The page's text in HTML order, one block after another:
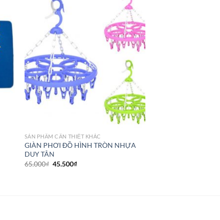
SẢN PHẦM CẦN THIẾT KHÁC
GIÀN PHƠI ĐỒ HÌNH TRÒN NHỰA
DUY TÂN
65.000₫ 45.500₫